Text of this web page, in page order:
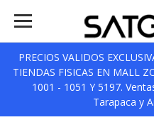
PRECIOS VALIDOS
TIENDAS FISICAS EN MALL
1001 - 1051 Y 5197.
Tarapaca y